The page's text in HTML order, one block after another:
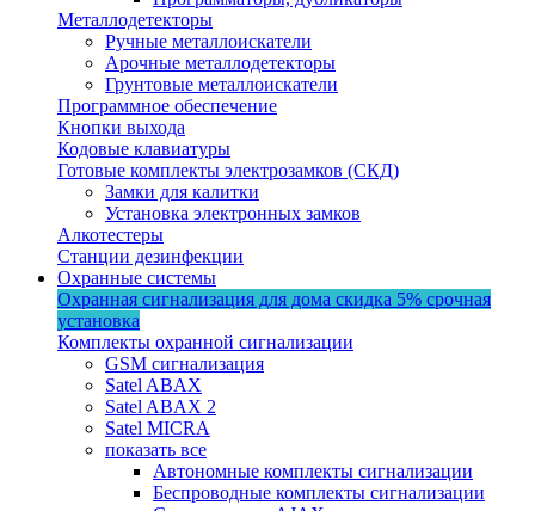
Металлодетекторы
Ручные металлоискатели
Арочные металлодетекторы
Грунтовые металлоискатели
Программное обеспечение
Кнопки выхода
Кодовые клавиатуры
Готовые комплекты электрозамков (СКД)
Замки для калитки
Установка электронных замков
Алкотестеры
Станции дезинфекции
Охранные системы
Охранная сигнализация для дома скидка 5% срочная
установка
Комплекты охранной сигнализации
GSM сигнализация
Satel ABAX
Satel ABAX 2
Satel MICRA
показать все
Автономные комплекты сигнализации
Беспроводные комплекты сигнализации